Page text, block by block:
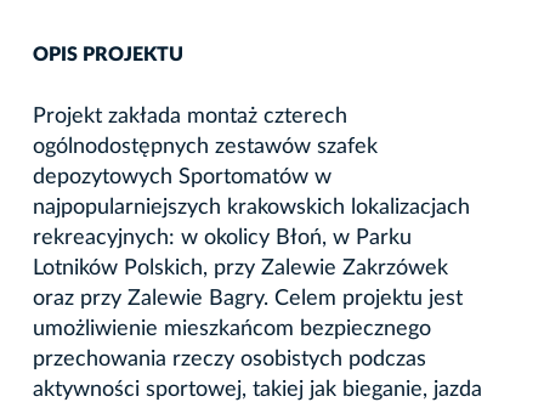
OPIS PROJEKTU
Projekt zakłada montaż czterech
ogólnodostępnych zestawów szafek
depozytowych Sportomatów w
najpopularniejszych krakowskich lokalizacjach
rekreacyjnych: w okolicy Błoń, w Parku
Lotników Polskich, przy Zalewie Zakrzówek
oraz przy Zalewie Bagry. Celem projektu jest
umożliwienie mieszkańcom bezpiecznego
przechowania rzeczy osobistych podczas
aktywności sportowej, takiej jak bieganie, jazda